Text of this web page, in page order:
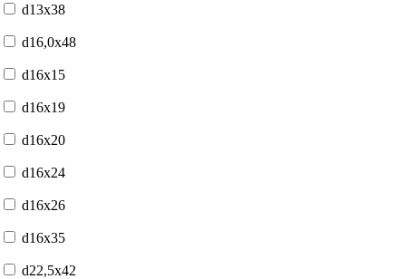
d13x38
d16,0x48
d16x15
d16x19
d16x20
d16x24
d16x26
d16x35
d22,5x42